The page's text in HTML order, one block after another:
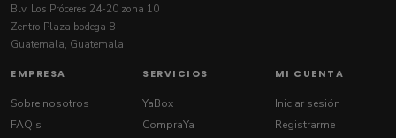
Blv. Los Próceres 24-20 zona 10
Zentro Plaza bodega 8
Guatemala, Guatemala
EMPRESA
Sobre nosotros
FAQ's
SERVICIOS
YaBox
CompraYa
MI CUENTA
Iniciar sesión
Registrarme